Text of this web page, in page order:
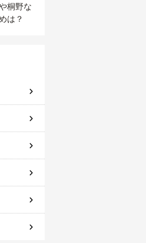
桐野な
は？